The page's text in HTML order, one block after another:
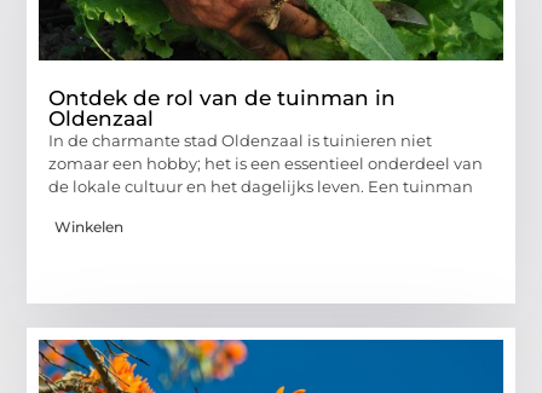
Ontdek de rol van de tuinman in
Oldenzaal
In de charmante stad Oldenzaal is tuinieren niet
zomaar een hobby; het is een essentieel onderdeel van
de lokale cultuur en het dagelijks leven. Een tuinman
Winkelen